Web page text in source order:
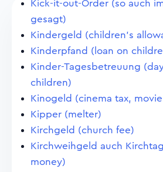
Kick-it-out-Order (so auch
gesagt)
Kindergeld (children's
Kinderpfand (loan on
Kinder-Tagesbetreuung
children)
Kinogeld (cinema tax,
Kipper (melter)
Kirchgeld (church fee)
Kirchweihgeld auch
money)